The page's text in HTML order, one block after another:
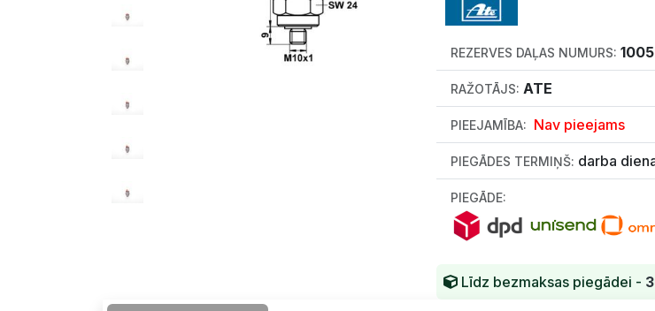
REZERVES DAĻAS NUMURS:
RAŽOTĀJS: ATE
PIEEJAMĪBA: Nav pieejams
PIEGĀDES TERMIŅŠ: darba
PIEGĀDE:
Līdz bezmaksas piegādei -